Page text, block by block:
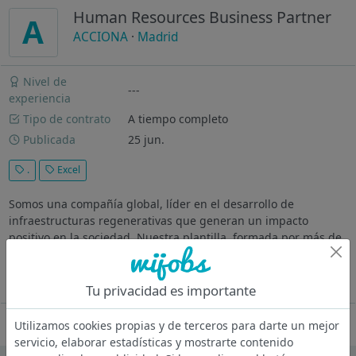
A Human Resources Business Partner
ACCIONA · Madrid
Nivel de
experiencia
---
Tipo de contrato
A tiempo completo
Publicada
25 jun.
. Excel
Somos una compañía global, líder en el desarrollo de
infraestructuras regenerativas que generan un impacto
positivo en la sociedad. Nuestra plantilla, formada por más de
65.000 profesionales y presente en más de 40 países de los
Oferta desactivada
Tu privacidad es importante
Utilizamos cookies propias y de terceros para darte un mejor
servicio, elaborar estadísticas y mostrarte contenido